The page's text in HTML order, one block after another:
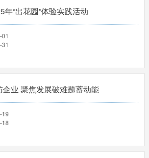
“出花园”体验实践活动
业 聚焦发展破难题蓄动能
19
18